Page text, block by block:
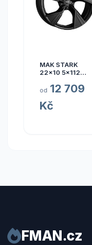
MAK STARK
22x10 5x112
od 12 709
Kč
FMAN.cz